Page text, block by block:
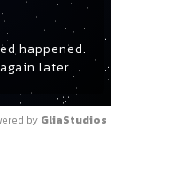
happened.
later.
by GliaStudios